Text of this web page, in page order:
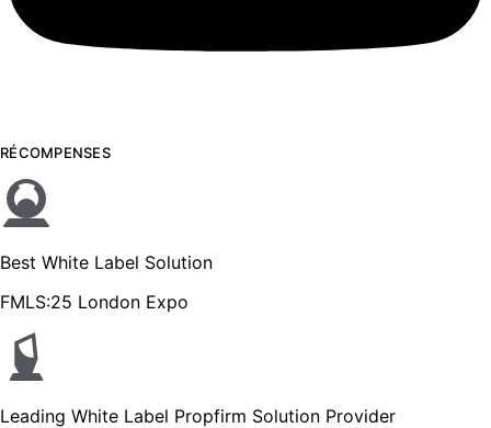
RÉCOMPENSES
Best White Label Solution
FMLS:25 London Expo
Leading White Label Propfirm Solution Provider